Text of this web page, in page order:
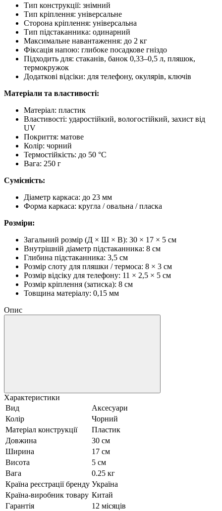
Тип конструкції: знімний
Тип кріплення: універсальне
Сторона кріплення: універсальна
Тип підстаканника: одинарний
Максимальне навантаження: до 2 кг
Фіксація напою: глибоке посадкове гніздо
Підходить для: стаканів, банок 0,33–0,5 л, пляшок,
термокружок
Додаткові відсіки: для телефону, окулярів, ключів
Матеріали та властивості:
Матеріал: пластик
Властивості: ударостійкий, вологостійкий, захист від
UV
Покриття: матове
Колір: чорний
Термостійкість: до 50 °C
Вага: 250 г
Сумісність:
Діаметр каркаса: до 23 мм
Форма каркаса: кругла / овальна / пласка
Розміри:
Загальний розмір (Д × Ш × В): 30 × 17 × 5 см
Внутрішній діаметр підстаканника: 8 см
Глибина підстаканника: 3,5 см
Розмір слоту для пляшки / термоса: 8 × 3 см
Розмір відсіку для телефону: 11 × 2,5 × 5 см
Розмір кріплення (затиска): 8 см
Товщина матеріалу: 0,15 мм
Опис
Характеристики
Вид
Аксесуари
Колір
Чорний
Матеріал конструкції
Пластик
Довжина
30 см
Ширина
17 см
Висота
5 см
Вага
0.25 кг
Країна реєстрації бренду Україна
Країна-виробник товару Китай
Гарантія
12 місяців